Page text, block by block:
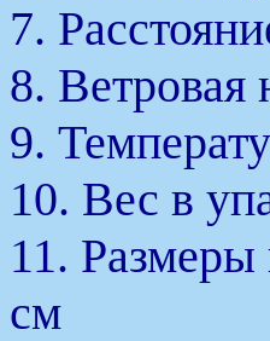
7.
8. Ветровая
9.
10. Вес в
11.
см